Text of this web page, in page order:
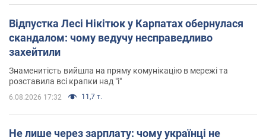
Відпустка Лесі Нікітюк у Карпатах обернулася
скандалом: чому ведучу несправедливо
захейтили
Знаменитість вийшла на пряму комунікацію в мережі та
розставила всі крапки над "і"
6.08.2026 17:32 11,7 т.
Не лише через зарплату: чому українці не